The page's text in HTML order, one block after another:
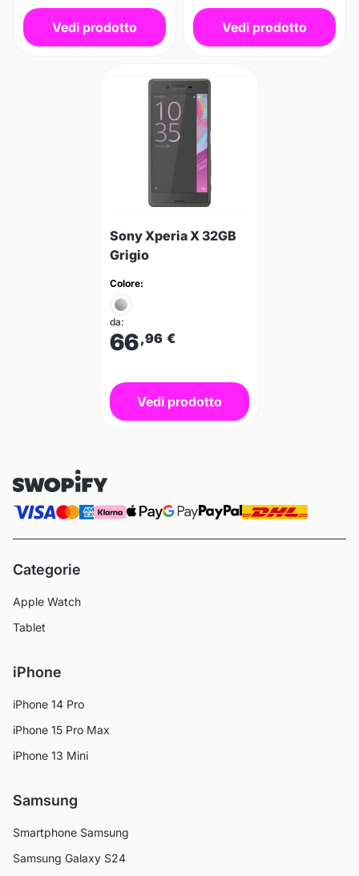
Vedi prodotto Vedi prodotto
Sony Xperia X 32GB
Grigio
Colore:
da:
66,96 €
Vedi prodotto
Categorie
Apple Watch
Tablet
iPhone
iPhone 14 Pro
iPhone 15 Pro Max
iPhone 13 Mini
Samsung
Smartphone Samsung
Samsung Galaxy S24